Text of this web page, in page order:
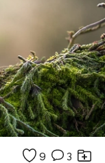
9 3